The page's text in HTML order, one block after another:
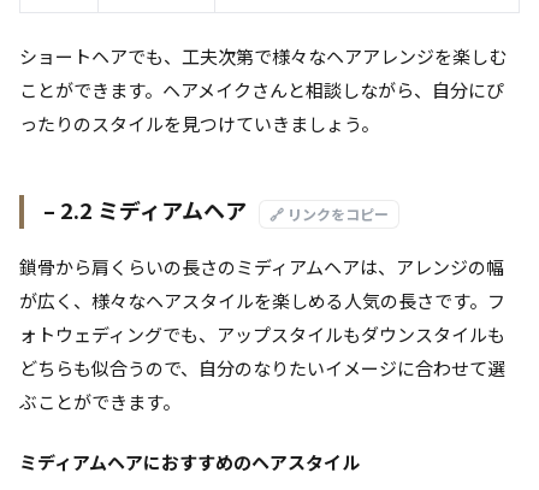
ショートヘアでも、工夫次第で様々なヘアアレンジを楽しむ
ことができます。ヘアメイクさんと相談しながら、自分にぴ
ったりのスタイルを見つけていきましょう。
– 2.2 ミディアムヘア 🔗 リンクをコピー
鎖骨から肩くらいの長さのミディアムヘアは、アレンジの幅
が広く、様々なヘアスタイルを楽しめる人気の長さです。フ
ォトウェディングでも、アップスタイルもダウンスタイルも
どちらも似合うので、自分のなりたいイメージに合わせて選
ぶことができます。
ミディアムヘアにおすすめのヘアスタイル